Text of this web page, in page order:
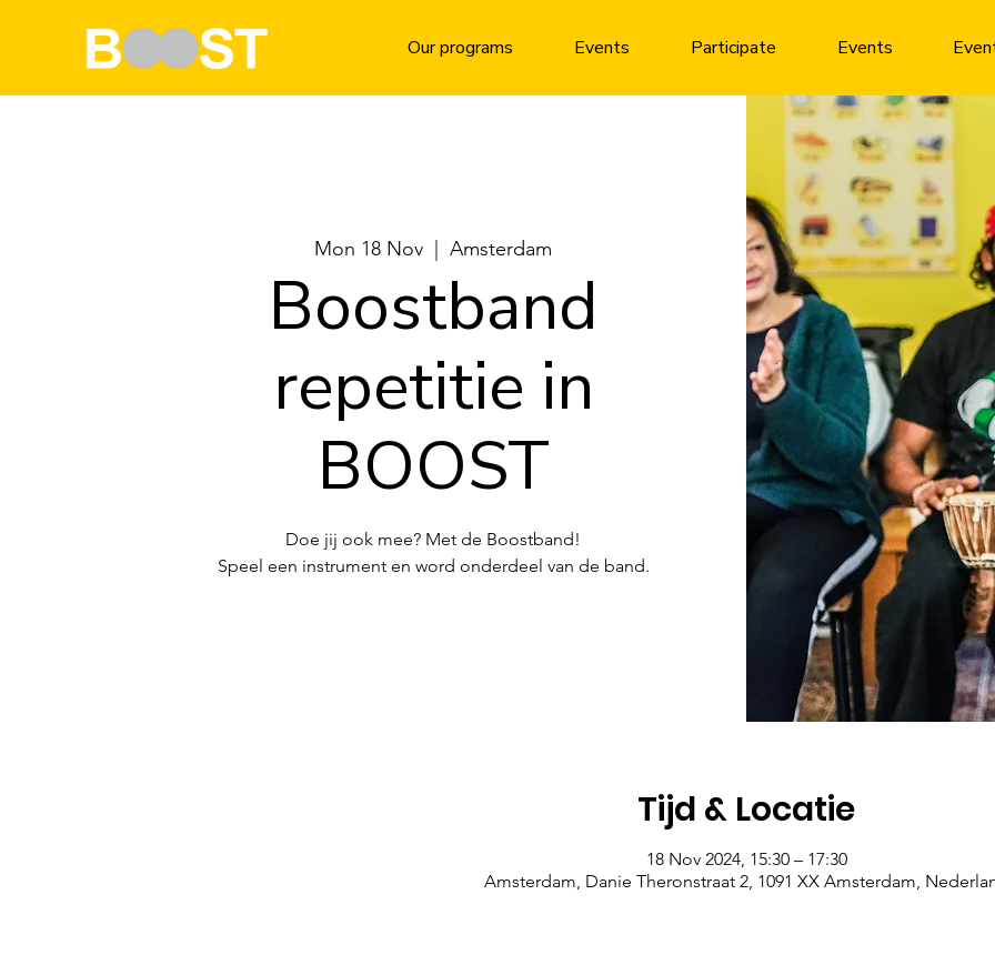
Our programs Events Participate Events
Mon 18 Nov
  |
Amsterdam
Boostband
repetitie in
BOOST
Doe jij ook mee? Met de Boostband!
Speel een instrument en word onderdeel van de band.
Tijd & Locatie
18 Nov 2024, 15:30 – 17:30
Amsterdam, Danie Theronstraat 2, 1091 XX Amsterdam,